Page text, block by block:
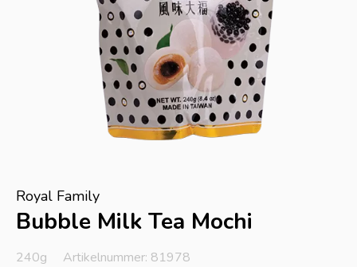
Royal Family
Bubble Milk Tea Mochi
240g Artikelnummer: 81978